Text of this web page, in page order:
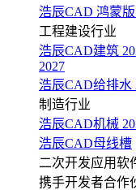
浩辰CAD 鸿蒙版
工程建设行业
浩辰CAD建筑
2027
浩辰CAD给排水
制造行业
浩辰CAD机械
浩辰CAD母线槽
二次开发应用软
携手开发者合作